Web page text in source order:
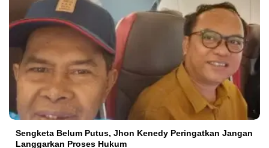
Sengketa Belum Putus, Jhon Kenedy Peringatkan Jangan
Langgarkan Proses Hukum